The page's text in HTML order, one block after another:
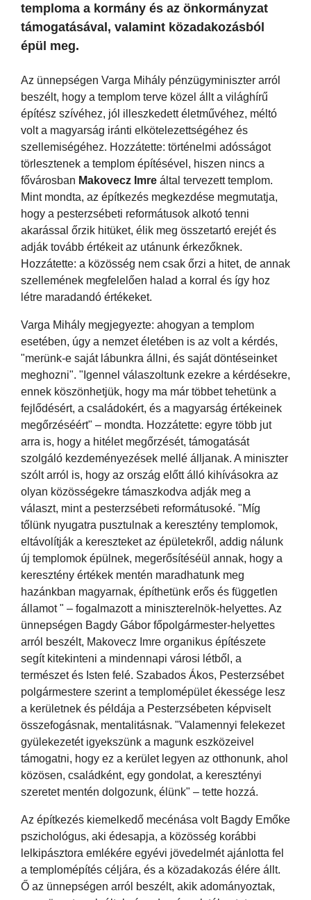
temploma a kormány és az önkormányzat
támogatásával, valamint közadakozásból
épül meg.
Az ünnepségen Varga Mihály pénzügyminiszter arról
beszélt, hogy a templom terve közel állt a világhírű
építész szívéhez, jól illeszkedett életművéhez, méltó
volt a magyarság iránti elkötelezettségéhez és
szellemiségéhez. Hozzátette: történelmi adósságot
törlesztenek a templom építésével, hiszen nincs a
fővárosban Makovecz Imre által tervezett templom.
Mint mondta, az építkezés megkezdése megmutatja,
hogy a pesterzsébeti reformátusok alkotó tenni
akarással őrzik hitüket, élik meg összetartó erejét és
adják tovább értékeit az utánunk érkezőknek.
Hozzátette: a közösség nem csak őrzi a hitet, de annak
szellemének megfelelően halad a korral és így hoz
létre maradandó értékeket.
Varga Mihály megjegyezte: ahogyan a templom
esetében, úgy a nemzet életében is az volt a kérdés,
"merünk-e saját lábunkra állni, és saját döntéseinket
meghozni". "Igennel válaszoltunk ezekre a kérdésekre,
ennek köszönhetjük, hogy ma már többet tehetünk a
fejlődésért, a családokért, és a magyarság értékeinek
megőrzéséért" – mondta. Hozzátette: egyre több jut
arra is, hogy a hitélet megőrzését, támogatását
szolgáló kezdeményezések mellé álljanak. A miniszter
szólt arról is, hogy az ország előtt álló kihívásokra az
olyan közösségekre támaszkodva adják meg a
választ, mint a pesterzsébeti reformátusoké. "Míg
tőlünk nyugatra pusztulnak a keresztény templomok,
eltávolítják a kereszteket az épületekről, addig nálunk
új templomok épülnek, megerősítéséül annak, hogy a
keresztény értékek mentén maradhatunk meg
hazánkban magyarnak, építhetünk erős és független
államot " – fogalmazott a miniszterelnök-helyettes. Az
ünnepségen Bagdy Gábor főpolgármester-helyettes
arról beszélt, Makovecz Imre organikus építészete
segít kitekinteni a mindennapi városi létből, a
természet és Isten felé. Szabados Ákos, Pesterzsébet
polgármestere szerint a templomépület ékessége lesz
a kerületnek és példája a Pesterzsébeten képviselt
összefogásnak, mentalitásnak. "Valamennyi felekezet
gyülekezetét igyekszünk a magunk eszközeivel
támogatni, hogy ez a kerület legyen az otthonunk, ahol
közösen, családként, egy gondolat, a keresztényi
szeretet mentén dolgozunk, élünk" – tette hozzá.
Az építkezés kiemelkedő mecénása volt Bagdy Emőke
pszichológus, aki édesapja, a közösség korábbi
lelkipásztora emlékére egyévi jövedelmét ajánlotta fel
a templomépítés céljára, és a közadakozás élére állt.
Ő az ünnepségen arról beszélt, akik adományoztak,